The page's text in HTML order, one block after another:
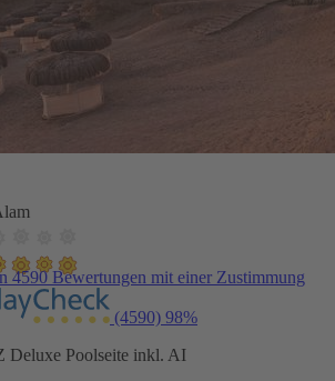
4590 Bewertungen mit einer Zustimmung
(4590) 98%
Deluxe Poolseite inkl. AI